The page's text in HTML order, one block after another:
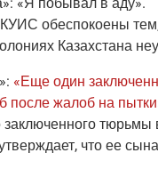
обес­по­ко­е­ны
Казах­ста­на
: «Еще один
после жалоб на
заклю­чен­но­го
что ее